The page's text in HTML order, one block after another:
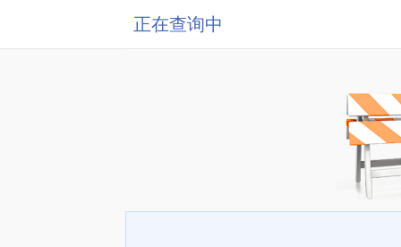
正在查询中